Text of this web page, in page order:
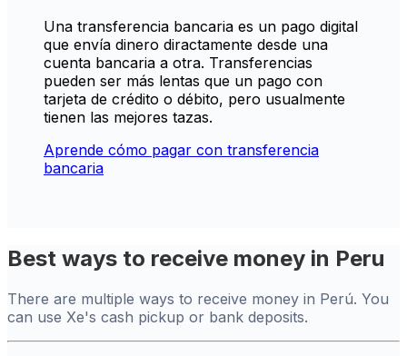
Una transferencia bancaria es un pago digital
que envía dinero diractamente desde una
cuenta bancaria a otra. Transferencias
pueden ser más lentas que un pago con
tarjeta de crédito o débito, pero usualmente
tienen las mejores tazas.
Aprende cómo pagar con transferencia
bancaria
Best ways to receive money in Peru
There are multiple ways to receive money in Perú. You
can use Xe's cash pickup or bank deposits.